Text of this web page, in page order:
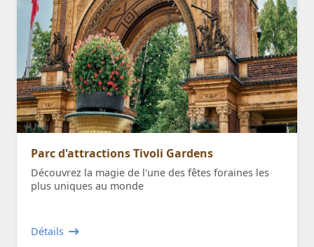
Parc d'attractions Tivoli Gardens
Découvrez la magie de l'une des fêtes foraines les
plus uniques au monde
Détails